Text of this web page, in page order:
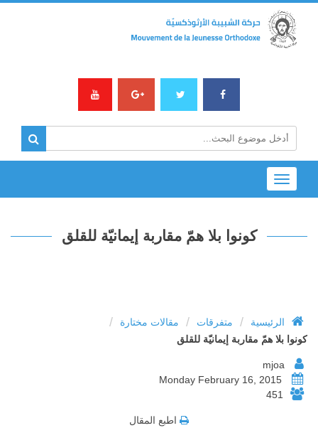
Toggle
navigation
كونوا بلا همّ مقاربة إيمانيّة للقلق
الرئيسية / متفرقات / مقالات مختارة /
كونوا بلا همّ مقاربة إيمانيّة للقلق
451
اطبع المقال